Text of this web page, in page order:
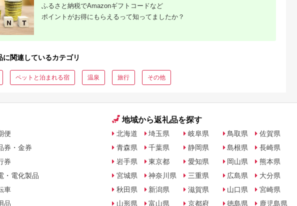
ふるさと納税でAmazonギフトコードなど
ポイントがお得にもらえるって知ってましたか？
関連しているカテゴリ
ペットと泊まれる宿 温泉 旅行 その他
便
券・金券
券
・電化製品
車
品
地域から返礼品を探す
北海道
青森県
岩手県
宮城県
秋田県
山形県
埼玉県
千葉県
東京都
神奈川県
新潟県
富山県
岐阜県
静岡県
愛知県
三重県
滋賀県
京都府
鳥取県
島根県
岡山県
広島県
山口県
徳島県
佐賀県
長崎県
熊本県
大分県
宮崎県
鹿児島県